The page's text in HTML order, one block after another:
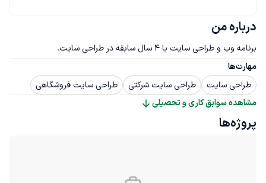
درباره من
برنامه وب و طراحی سایت با ۴ سال سابقه در طراحی سایت.
مهارت‌ها
طراحی سایت
طراحی سایت شرکتی
طراحی سایت فروشگاهی
مشاهده سوابق کاری و تحصیلی
پروژه‌ها